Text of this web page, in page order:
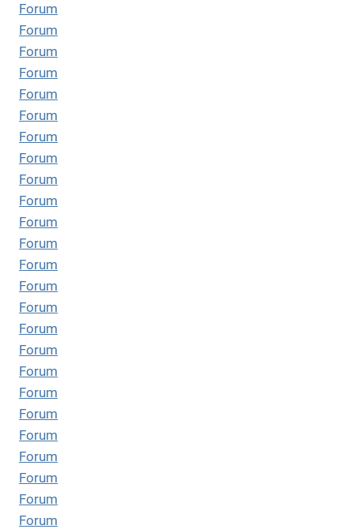
Forum
Forum
Forum
Forum
Forum
Forum
Forum
Forum
Forum
Forum
Forum
Forum
Forum
Forum
Forum
Forum
Forum
Forum
Forum
Forum
Forum
Forum
Forum
Forum
Forum